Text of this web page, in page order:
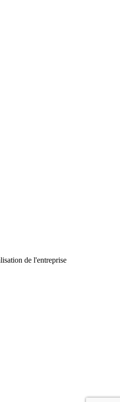
de l'entreprise